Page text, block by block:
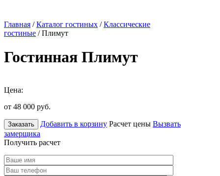
Главная /Каталог гостиных /Классические
гостиные / Плимут
Гостинная Плимут
Цена:
от 48 000 руб.
Заказать Добавить в корзину Расчет цены Вызвать
замерщика
Получить расчет